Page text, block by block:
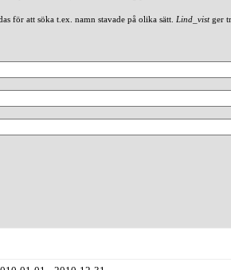
för att söka t.ex. namn stavade på olika sätt. Lind_vistger